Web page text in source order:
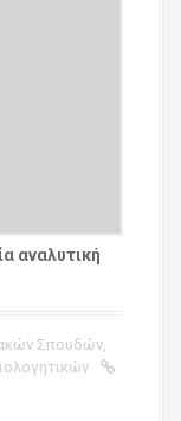
αναλυτική
Σπουδών,